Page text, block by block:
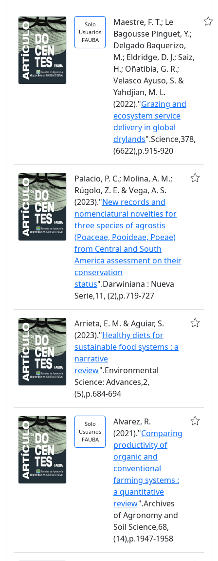
Solo
Usuarios
FAUBA
Maestre, F. T.; Le
Bagousse Pinguet, Y.;
Delgado Baquerizo,
M.; Eldridge, D. J.; Saiz,
H.; Oñatibia, G. R.;
Velasco Ayuso, S. &
Yahdjian, M. L.
(2022)."Grazing and
ecosystem service
delivery in global
drylands".Science,378,
(6622),p.915-920
Palacio, P. C.; Molina, A. M.;
Rúgolo, Z. E. & Vega, A. S.
(2023)."New records and
nomenclatural novelties for
three species of agrostis
(Poaceae, Pooideae, Poeae)
from Central and South
America assessment on their
conservation
status".Darwiniana : Nueva
Serie,11, (2),p.719-727
Arrieta, E. M. & Aguiar, S.
(2023)."Healthy diets for
sustainable food systems : a
narrative
review".Environmental
Science: Advances,2,
(5),p.684-694
Solo
Usuarios
FAUBA
Alvarez, R.
(2021)."Comparing
productivity of
organic and
conventional
farming systems :
a quantitative
review".Archives
of Agronomy and
Soil Science,68,
(14),p.1947-1958